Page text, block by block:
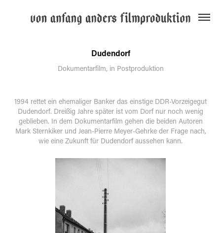
Dudendorf
Dokumentarfilm, in Postproduktion
1994 rettet ein ehemaliger Banker das einstige DDR-Vorzeigegut
Dudendorf. Dreißig Jahre später ist vom Dorf nur noch wenig
geblieben. In dem Dokumentarfilm gehen die beiden Autoren
Mark Sternkiker und Jean-Pierre Meyer-Gehrke der Frage nach,
wie eine Zukunft für Dudendorf aussehen kann.